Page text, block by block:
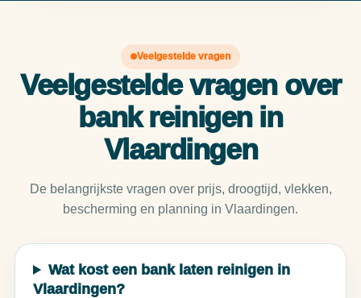
Veelgestelde vragen
Veelgestelde vragen over
bank reinigen in
Vlaardingen
De belangrijkste vragen over prijs, droogtijd, vlekken,
bescherming en planning in Vlaardingen.
Wat kost een bank laten reinigen in
Vlaardingen?